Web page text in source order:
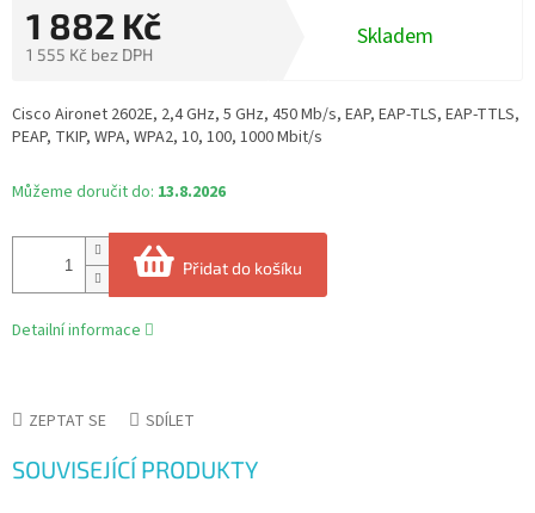
1 882 Kč
1 555 Kč bez DPH
cena:
Skladem
Můžeme doručit do: 13.8.2026
Přidat do košíku
Cisco Aironet 2602E, 2,4 GHz, 5 GHz, 450 Mb/s, EAP, EAP-TLS, EAP-TTLS,
PEAP, TKIP, WPA, WPA2, 10, 100, 1000 Mbit/s
Detailní informace
ZEPTAT SE SDÍLET
SOUVISEJÍCÍ PRODUKTY